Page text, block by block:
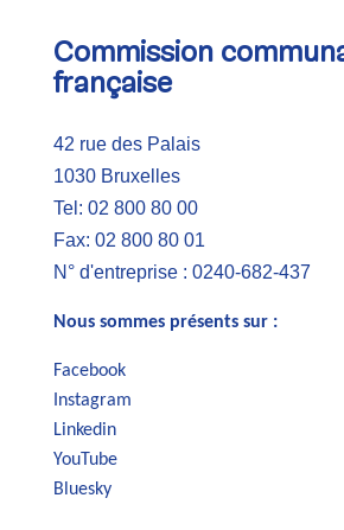
Commission
française
42 rue des Palais
1030 Bruxelles
Tel: 02 800 80 00
Fax: 02 800 80 01
N° d'entreprise : 0240-682-437
Nous sommes présents sur :
Facebook
Instagram
Linkedin
YouTube
Bluesky